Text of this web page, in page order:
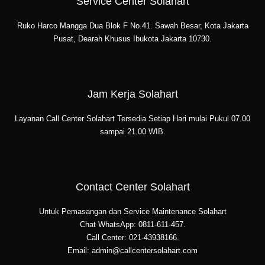
Ruko Harco Mangga Dua Blok F No.41. Sawah Besar, Kota Jakarta
Pusat, Dearah Khusus Ibukota Jakarta 10730.
Jam Kerja Solahart
Layanan Call Center Solahart Tersedia Setiap Hari mulai Pukul 07.00
sampai 21.00 WIB.
Contact Center Solahart
Untuk Pemasangan dan Service Maintenance Solahart
Chat WhatsApp: 0811-611-457.
Call Center: 021-43938166.
Email: admin@callcentersolahart.com